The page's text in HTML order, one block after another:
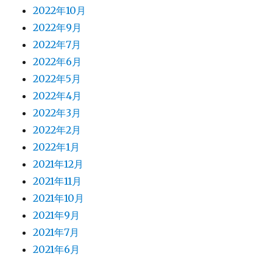
2022年10月
2022年9月
2022年7月
2022年6月
2022年5月
2022年4月
2022年3月
2022年2月
2022年1月
2021年12月
2021年11月
2021年10月
2021年9月
2021年7月
2021年6月